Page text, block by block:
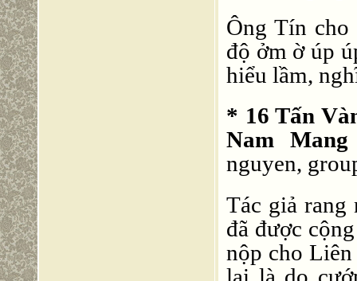
Ông Tín cho
độ ởm ờ úp
hiểu lầm,
* 16 Tấn
Nam
nguyen,
Tác giả rang
đã được
nộp cho